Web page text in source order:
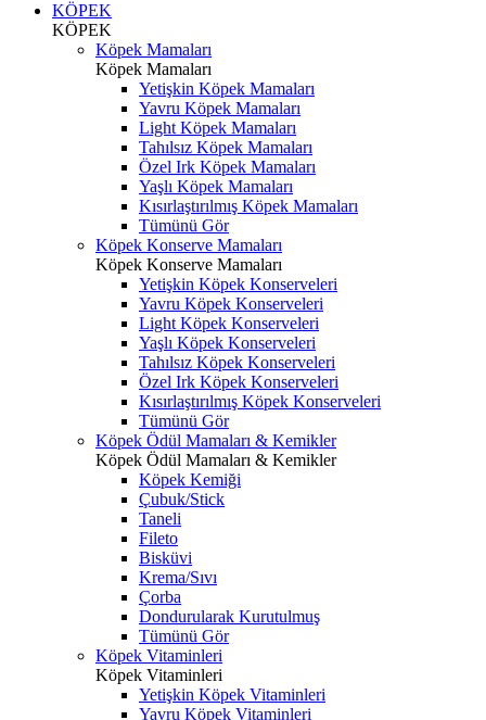
KÖPEK
KÖPEK
Köpek Mamaları
Köpek Mamaları
Yetişkin Köpek Mamaları
Yavru Köpek Mamaları
Light Köpek Mamaları
Tahılsız Köpek Mamaları
Özel Irk Köpek Mamaları
Yaşlı Köpek Mamaları
Kısırlaştırılmış Köpek Mamaları
Tümünü Gör
Köpek Konserve Mamaları
Köpek Konserve Mamaları
Yetişkin Köpek Konserveleri
Yavru Köpek Konserveleri
Light Köpek Konserveleri
Yaşlı Köpek Konserveleri
Tahılsız Köpek Konserveleri
Özel Irk Köpek Konserveleri
Kısırlaştırılmış Köpek Konserveleri
Tümünü Gör
Köpek Ödül Mamaları & Kemikler
Köpek Ödül Mamaları & Kemikler
Köpek Kemiği
Çubuk/Stick
Taneli
Fileto
Bisküvi
Krema/Sıvı
Çorba
Dondurularak Kurutulmuş
Tümünü Gör
Köpek Vitaminleri
Köpek Vitaminleri
Yetişkin Köpek Vitaminleri
Yavru Köpek Vitaminleri